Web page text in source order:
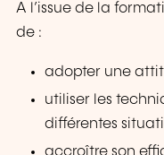
A l’issue de la
de :
adopter une
utiliser les
différentes
accroître son